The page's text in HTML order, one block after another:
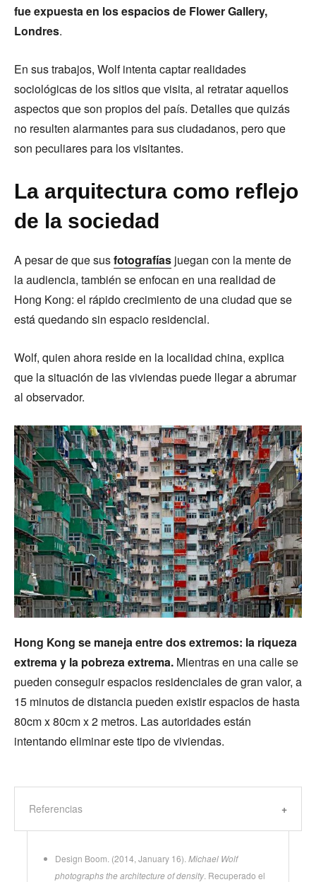
fue expuesta en los espacios de Flower Gallery,
Londres.
En sus trabajos, Wolf intenta captar realidades
sociológicas de los sitios que visita, al retratar aquellos
aspectos que son propios del país. Detalles que quizás
no resulten alarmantes para sus ciudadanos, pero que
son peculiares para los visitantes.
La arquitectura como reflejo
de la sociedad
A pesar de que susfotografías juegan con la mente de
la audiencia, también se enfocan en una realidad de
Hong Kong: el rápido crecimiento de una ciudad que se
está quedando sin espacio residencial.
Wolf, quien ahora reside en la localidad china, explica
que la situación de las viviendas puede llegar a abrumar
al observador.
Hong Kong se maneja entre dos extremos: la riqueza
extrema y la pobreza extrema. Mientras en una calle se
pueden conseguir espacios residenciales de gran valor, a
15 minutos de distancia pueden existir espacios de hasta
80cm x 80cm x 2 metros. Las autoridades están
intentando eliminar este tipo de viviendas.
Referencias
Design Boom. (2014, January 16). Michael Wolf
photographs the architecture of density . Recuperado el